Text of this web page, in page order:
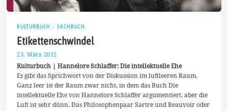
KULTURBUCH / SACHBUCH
Etikettenschwindel
23. März 2012
1
.
M
a
i
0
Kulturbuch | Hannelore Schlaffer: Die intellektuelle Ehe
Es gibt das Sprichwort von der Diskussion im luftleeren Raum.
Ganz leer ist der Raum zwar nicht, in dem das Buch Die
intellektuelle Ehe von Hannelore Schlaffer argumentiert, aber die
Luft ist sehr dünn. Das Philosophenpaar Sartre und Beauvoir oder